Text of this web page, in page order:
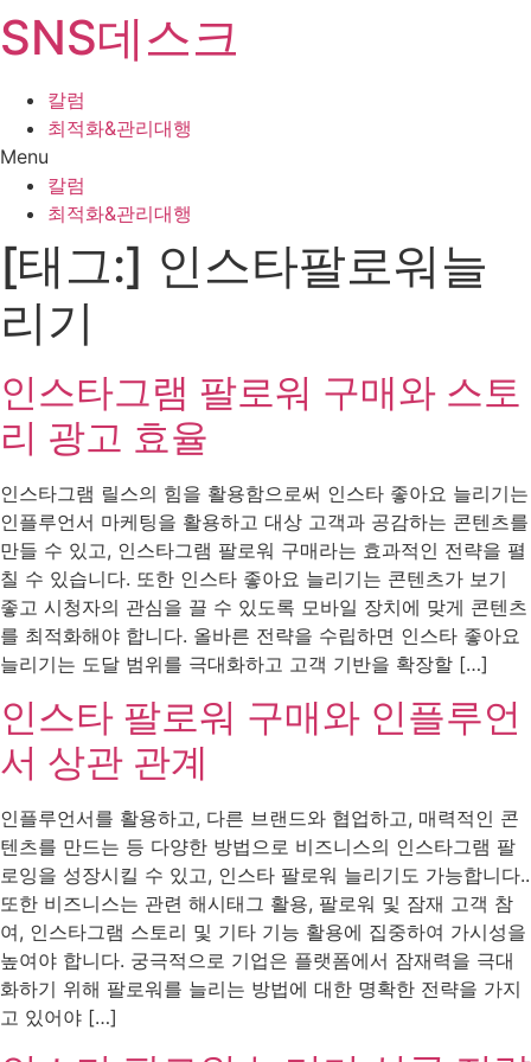
Skip
to
SNS데스크
칼럼
최적화&관리대행
Menu
칼럼
최적화&관리대행
[태그:] 인스타팔로워늘
리기
인스타그램 팔로워 구매와 스토
리 광고 효율
인스타그램 릴스의 힘을 활용함으로써 인스타 좋아요 늘리기는
인플루언서 마케팅을 활용하고 대상 고객과 공감하는 콘텐츠를
만들 수 있고, 인스타그램 팔로워 구매라는 효과적인 전략을 펼
칠 수 있습니다. 또한 인스타 좋아요 늘리기는 콘텐츠가 보기
좋고 시청자의 관심을 끌 수 있도록 모바일 장치에 맞게 콘텐츠
를 최적화해야 합니다. 올바른 전략을 수립하면 인스타 좋아요
늘리기는 도달 범위를 극대화하고 고객 기반을 확장할 […]
인스타 팔로워 구매와 인플루언
서 상관 관계
인플루언서를 활용하고, 다른 브랜드와 협업하고, 매력적인 콘
텐츠를 만드는 등 다양한 방법으로 비즈니스의 인스타그램 팔
로잉을 성장시킬 수 있고, 인스타 팔로워 늘리기도 가능합니다..
또한 비즈니스는 관련 해시태그 활용, 팔로워 및 잠재 고객 참
여, 인스타그램 스토리 및 기타 기능 활용에 집중하여 가시성을
높여야 합니다. 궁극적으로 기업은 플랫폼에서 잠재력을 극대
화하기 위해 팔로워를 늘리는 방법에 대한 명확한 전략을 가지
고 있어야 […]